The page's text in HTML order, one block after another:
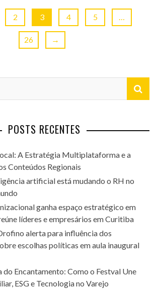
2 3 4 5
26 →
POSTS RECENTES
A Estratégia Multiplataforma e a
Conteúdos Regionais
artificial está mudando o RH no
ganha espaço estratégico em
líderes e empresários em Curitiba
alerta para influência dos
escolhas políticas em aula inaugural
do Encantamento: Como o Festval Une
ESG e Tecnologia no Varejo